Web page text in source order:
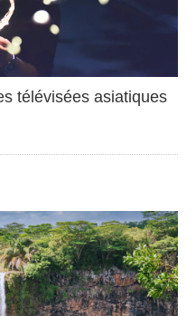
télévisées asiatiques